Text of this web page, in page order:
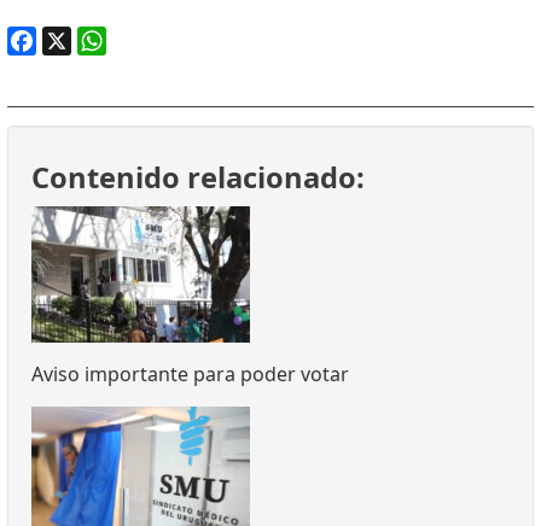
Contenido relacionado:
Aviso importante para poder votar